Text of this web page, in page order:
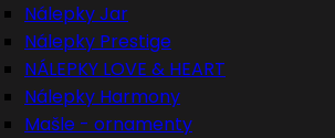
Nálepky Jar
Nálepky Prestige
NÁLEPKY LOVE & HEART
Nálepky Harmony
Mašle - ornamenty